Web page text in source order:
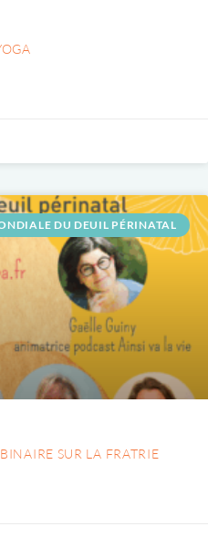
DU DEUIL PÉRINATAL
SUR LA FRATRIE